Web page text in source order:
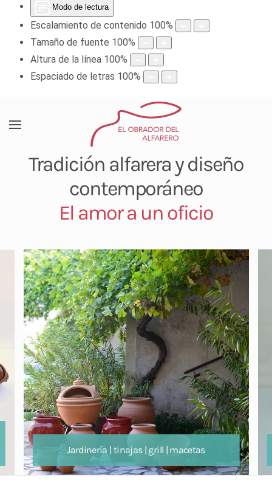
Modo de lectura
Escalamiento de contenido 100%
Tamaño de fuente 100%
Altura de la línea 100%
Espaciado de letras 100%
Tradición alfarera y diseño
contemporáneo
El amor a un oficio
Jardinería | tinajas | grill | macetas